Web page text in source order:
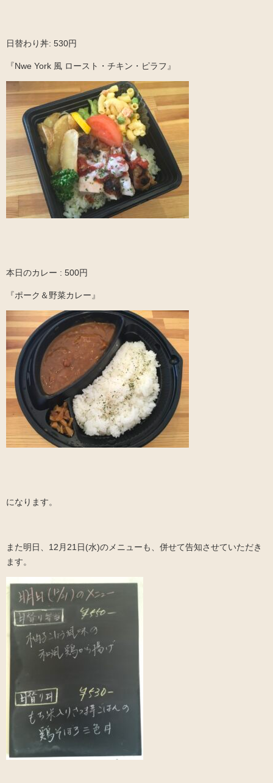
日替わり丼: 530円
『Nwe York 風 ロースト・チキン・ピラフ』
本日のカレー : 500円
『ポーク＆野菜カレー』
になります。
また明日、12月21日(水)のメニューも、併せて告知させていただき
ます。